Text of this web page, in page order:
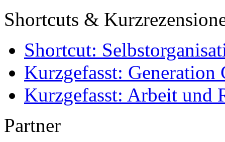
Shortcuts &
Shortcut:
Kurzgefasst: Generation
Kurzgefasst: Arbeit und
Partner